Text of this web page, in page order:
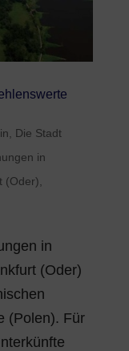
Die Stadt
in
(Oder)
in
(Oder)
(Polen). Für